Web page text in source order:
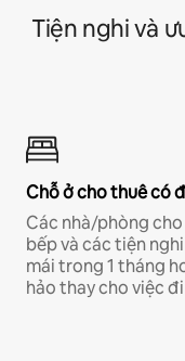
Tiện nghi và
Chỗ ở cho thuê có
Các nhà/phòng
bếp và các tiện
mái trong 1 tháng
hảo thay cho việc